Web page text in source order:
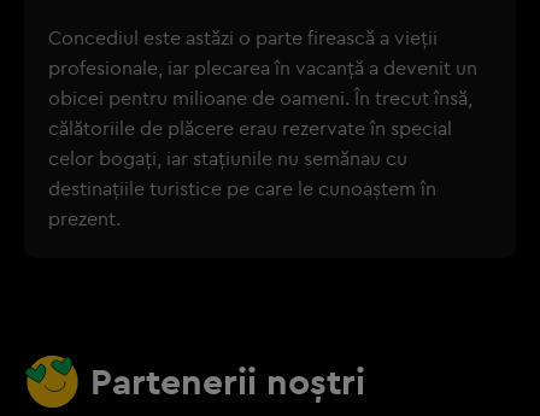
Concediul este astăzi o parte firească a vieții
profesionale, iar plecarea în vacanță a devenit un
obicei pentru milioane de oameni. În trecut însă,
călătoriile de plăcere erau rezervate în special
celor bogați, iar stațiunile nu semănau cu
destinațiile turistice pe care le cunoaștem în
prezent.
Partenerii noștri